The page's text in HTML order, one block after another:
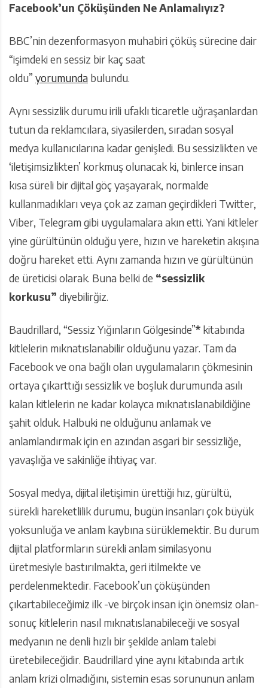
Facebook’un Çöküşünden Ne Anlamalıyız?
BBC’nin dezenformasyon muhabiri çöküş sürecine dair
“işimdeki en sessiz bir kaç saat
oldu” yorumunda bulundu.
Aynı sessizlik durumu irili ufaklı ticaretle uğraşanlardan
tutun da reklamcılara, siyasilerden, sıradan sosyal
medya kullanıcılarına kadar genişledi. Bu sessizlikten ve
‘iletişimsizlikten’ korkmuş olunacak ki, binlerce insan
kısa süreli bir dijital göç yaşayarak, normalde
kullanmadıkları veya çok az zaman geçirdikleri Twitter,
Viber, Telegram gibi uygulamalara akın etti. Yani kitleler
yine gürültünün olduğu yere, hızın ve hareketin akışına
doğru hareket etti. Aynı zamanda hızın ve gürültünün
de üreticisi olarak. Buna belki de “sessizlik
korkusu” diyebilirğiz.
Baudrillard, “Sessiz Yığınların Gölgesinde”* kitabında
kitlelerin mıknatıslanabilir olduğunu yazar. Tam da
Facebook ve ona bağlı olan uygulamaların çökmesinin
ortaya çıkarttığı sessizlik ve boşluk durumunda asılı
kalan kitlelerin ne kadar kolayca mıknatıslanabildiğine
şahit olduk. Halbuki ne olduğunu anlamak ve
anlamlandırmak için en azından asgari bir sessizliğe,
yavaşlığa ve sakinliğe ihtiyaç var.
Sosyal medya, dijital iletişimin ürettiği hız, gürültü,
sürekli hareketlilik durumu, bugün insanları çok büyük
yoksunluğa ve anlam kaybına sürüklemektir. Bu durum
dijital platformların sürekli anlam similasyonu
üretmesiyle bastırılmakta, geri itilmekte ve
perdelenmektedir. Facebook’un çöküşünden
çıkartabileceğimiz ilk -ve birçok insan için önemsiz olan-
sonuç kitlelerin nasıl mıknatıslanabileceği ve sosyal
medyanın ne denli hızlı bir şekilde anlam talebi
üretebileceğidir. Baudrillard yine aynı kitabında artık
anlam krizi olmadığını, sistemin esas sorununun anlam